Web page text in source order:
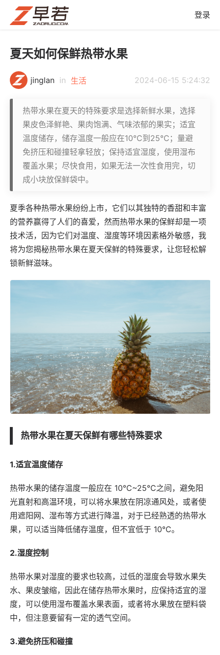
登录
夏天如何保鲜热带水果
jinglan in 生活 2024-06-15 5:24:32
热带水果在夏天的特殊要求是选择新鲜水果，选择
果皮色泽鲜艳、果肉饱满、气味浓郁的果实；适宜
温度储存，储存温度一般应在10℃到25℃；量避
免挤压和碰撞轻拿轻放；保持适宜湿度，使用湿布
覆盖水果；尽快食用，如果无法一次性食用完，切
成小块放保鲜袋中。
夏季各种热带水果纷纷上市，它们以其独特的香甜和丰富
的营养赢得了人们的喜爱，然而热带水果的保鲜却是一项
技术活，因为它们对温度、湿度等环境因素格外敏感，我
将为您揭秘热带水果在夏天保鲜的特殊要求，让您轻松解
锁新鲜滋味。
热带水果在夏天保鲜有哪些特殊要求
1.适宜温度储存
热带水果的储存温度一般应在 10℃~25℃之间，避免阳
光直射和高温环境，可以将水果放在阴凉通风处，或者使
用遮阳网、湿布等方式进行降温，对于已经熟透的热带水
果，可以适当降低储存温度，但不宜低于 10℃。
2.湿度控制
热带水果对湿度的要求也较高，过低的湿度会导致水果失
水、果皮皱缩，因此在储存热带水果时，应保持适宜的湿
度，可以使用湿布覆盖水果表面，或者将水果放在塑料袋
中，但注意要留有一定的透气空间。
3.避免挤压和碰撞